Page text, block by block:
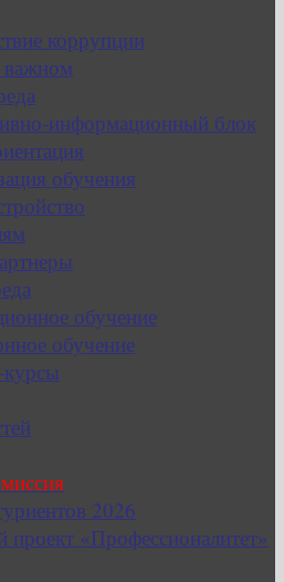
коррупции
важном
информационный блок
обучения
обучение
обучение
2026
проект «Профессионалитет»